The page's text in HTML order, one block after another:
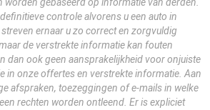
worden gebaseerd op informatie van derden.
controle alvorens u een auto in
ernaar u zo correct en zorgvuldig
de verstrekte informatie kan fouten
dan ook geen aansprakelijkheid voor onjuiste
in onze offertes en verstrekte informatie. Aan
afspraken, toezeggingen of e-mails in welke
rechten worden ontleend. Er is expliciet